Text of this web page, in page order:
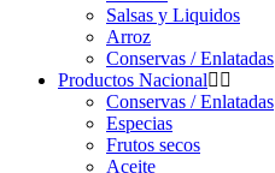
Salsas y Liquidos
Arroz
Conservas / Enlatadas
Productos Nacional
Conservas / Enlatadas
Especias
Frutos secos
Aceite